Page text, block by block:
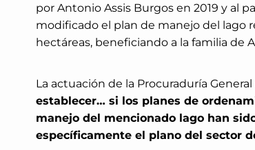
por Antonio Assis Burgos en 2019 y al
modificado el plan de manejo del lago
hectáreas, beneficiando a la familia de
La actuación de la Procuraduría
establecer… si los planes de
manejo del mencionado lago han
específicamente el plano del sector